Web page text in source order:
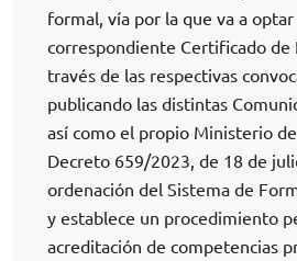
formal, vía por la que va a
correspondiente Certificado de
través de las respectivas
publicando las distintas
así como el propio Ministerio
Decreto 659/2023, de 18 de
ordenación del Sistema de
y establece un procedimiento
acreditación de competencias